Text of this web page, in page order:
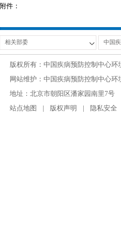
附件：
版权所有：中国疾病预防控制中心环
网站维护：中国疾病预防控制中心
地址：北京市朝阳区潘家园南里7号
站点地图
版权声明 隐私安全